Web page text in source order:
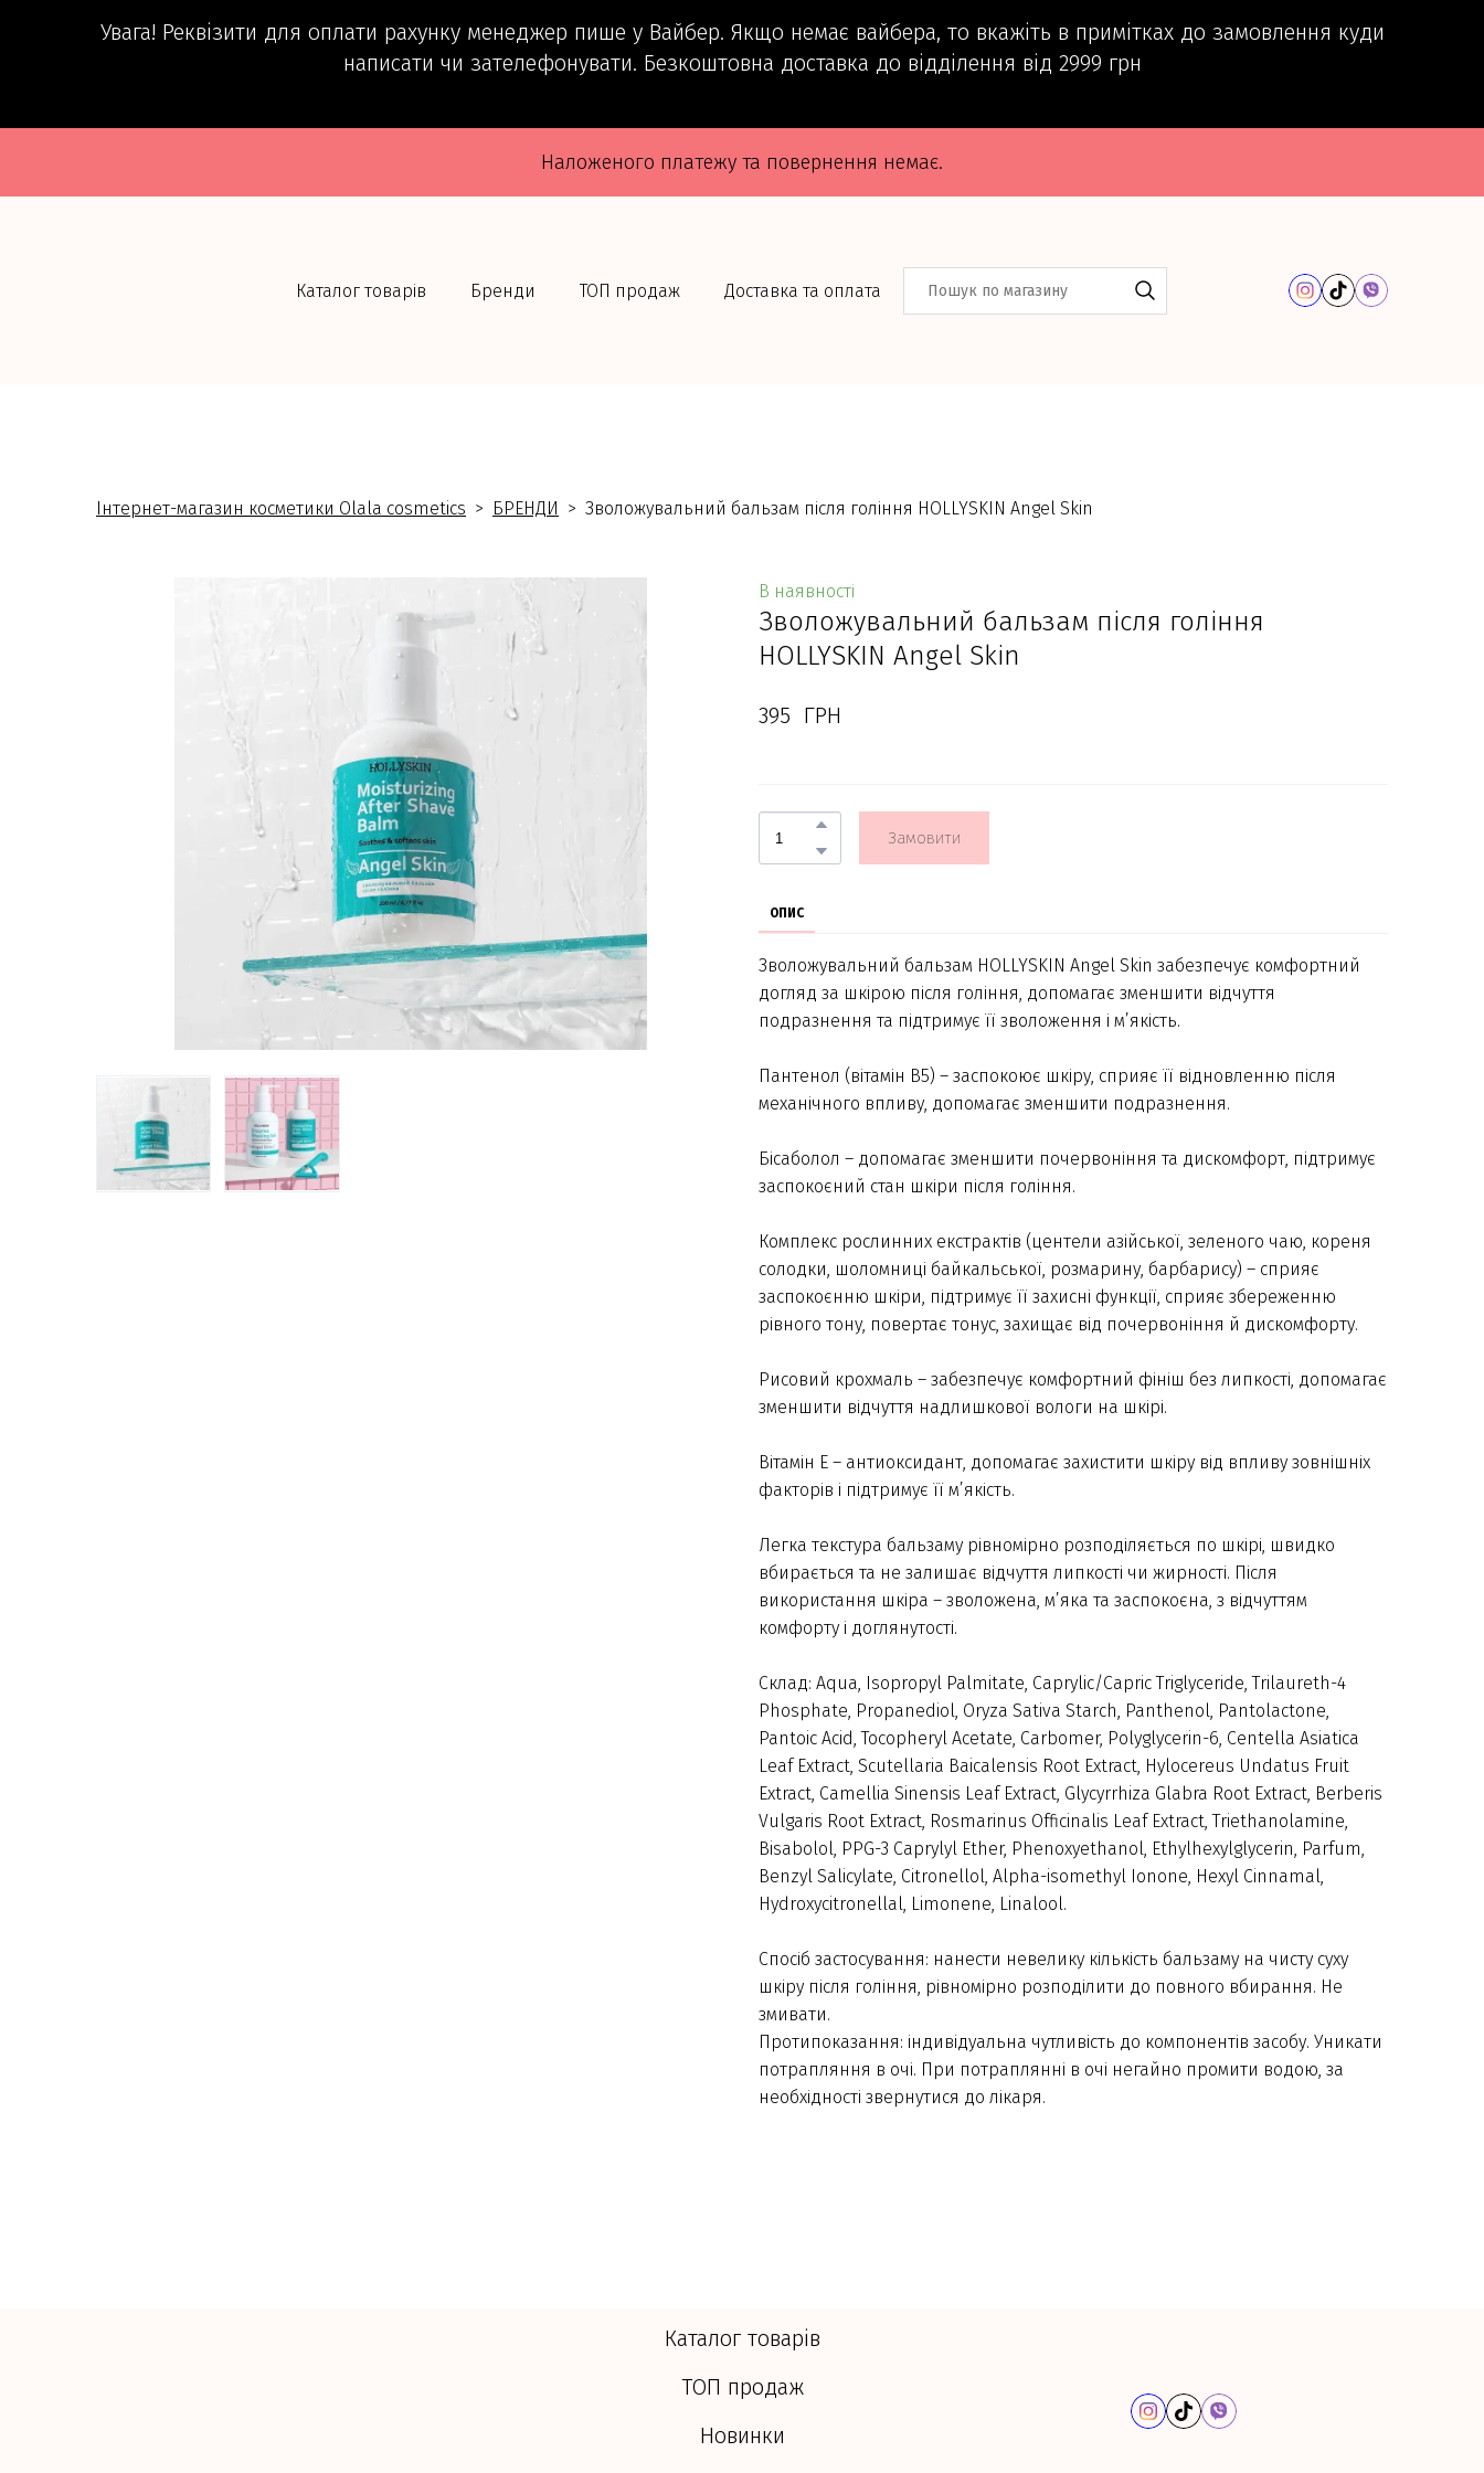
Увага! Реквізити для оплати рахунку менеджер пише у Вайбер. Якщо немає вайбера, то вкажіть в примітках до замовлення куди
написати чи зателефонувати. Безкоштовна доставка до відділення від 2999 грн
Наложеного платежу та повернення немає.
Каталог товарів Бренди ТОП продаж Доставка та оплата
Інтернет-магазин косметики Olala cosmetics БРЕНДИ Зволожувальний бальзам після гоління HOLLYSKIN Angel Skin
В наявності
Зволожувальний бальзам після гоління
HOLLYSKIN Angel Skin
395  ГРН
Замовити
ОПИС
Зволожувальний бальзам HOLLYSKIN Angel Skin забезпечує комфортний
догляд за шкірою після гоління, допомагає зменшити відчуття
подразнення та підтримує її зволоження і м’якість.
Пантенол (вітамін В5) – заспокоює шкіру, сприяє її відновленню після
механічного впливу, допомагає зменшити подразнення.
Бісаболол – допомагає зменшити почервоніння та дискомфорт, підтримує
заспокоєний стан шкіри після гоління.
Комплекс рослинних екстрактів (центели азійської, зеленого чаю, кореня
солодки, шоломниці байкальської, розмарину, барбарису) – сприяє
заспокоєнню шкіри, підтримує її захисні функції, сприяє збереженню
рівного тону, повертає тонус, захищає від почервоніння й дискомфорту.
Рисовий крохмаль – забезпечує комфортний фініш без липкості, допомагає
зменшити відчуття надлишкової вологи на шкірі.
Вітамін Е – антиоксидант, допомагає захистити шкіру від впливу зовнішніх
факторів і підтримує її м’якість.
Легка текстура бальзаму рівномірно розподіляється по шкірі, швидко
вбирається та не залишає відчуття липкості чи жирності. Після
використання шкіра – зволожена, м’яка та заспокоєна, з відчуттям
комфорту і доглянутості.
Склад: Aqua, Isopropyl Palmitate, Caprylic/Capric Triglyceride, Trilaureth-4
Phosphate, Propanediol, Oryza Sativa Starch, Panthenol, Pantolactone,
Pantoic Acid, Tocopheryl Acetate, Carbomer, Polyglycerin-6, Centella Asiatica
Leaf Extract, Scutellaria Baicalensis Root Extract, Hylocereus Undatus Fruit
Extract, Camellia Sinensis Leaf Extract, Glycyrrhiza Glabra Root Extract, Berberis
Vulgaris Root Extract, Rosmarinus Officinalis Leaf Extract, Triethanolamine,
Bisabolol, PPG-3 Caprylyl Ether, Phenoxyethanol, Ethylhexylglycerin, Parfum,
Benzyl Salicylate, Citronellol, Alpha-isomethyl Ionone, Hexyl Cinnamal,
Hydroxycitronellal, Limonene, Linalool.
Спосіб застосування: нанести невелику кількість бальзаму на чисту суху
шкіру після гоління, рівномірно розподілити до повного вбирання. Не
змивати.
Протипоказання: індивідуальна чутливість до компонентів засобу. Уникати
потрапляння в очі. При потраплянні в очі негайно промити водою, за
необхідності звернутися до лікаря.
Каталог товарів
ТОП продаж
Новинки